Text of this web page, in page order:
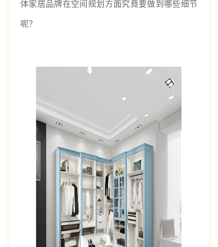
体家居品牌在空间规划方面究竟要做到哪些细节
呢？